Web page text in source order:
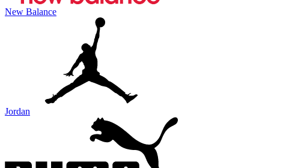
New Balance
Jordan